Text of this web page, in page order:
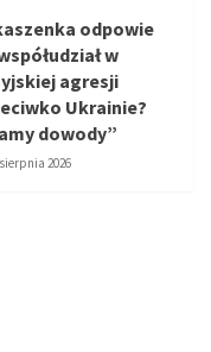
odpowie
w
agresji
Ukrainie?
dowody”
2026